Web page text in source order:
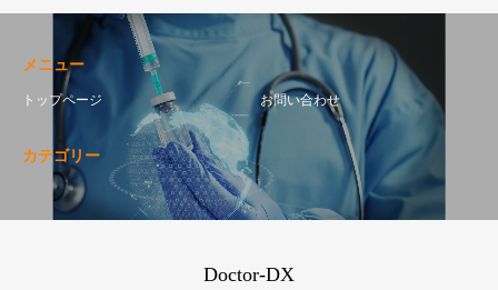
メニュー
トップページ お問い合わせ
カテゴリー
Doctor-DX